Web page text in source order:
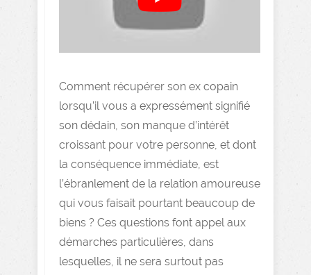
Comment récupérer son ex copain
lorsqu’il vous a expressément signifié
son dédain, son manque d’intérêt
croissant pour votre personne, et dont
la conséquence immédiate, est
l’ébranlement de la relation amoureuse
qui vous faisait pourtant beaucoup de
biens ? Ces questions font appel aux
démarches particulières, dans
lesquelles, il ne sera surtout pas